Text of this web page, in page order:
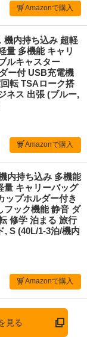
Amazonで購入
内持ち込み 超軽
量 多機能 キャリ
ルキャスター
ー付 USB充電機
転 TSAローク搭
ネス 出張 (ブルー,
Amazonで購入
内持ち込み 多機能
量 キャリーバッグ
ップホルダー付き
フック機能 静音 ダ
修学 泊まる 旅行
, S (40L/1-3泊/機内
Amazonで購入
見る